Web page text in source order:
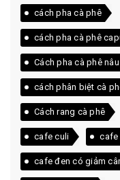
cách pha cà phê
cách pha cà phê
Cách pha cà phê
cách phân biệt cà
Cách rang cà phê
cafe culi cafe
cafe đen có giảm